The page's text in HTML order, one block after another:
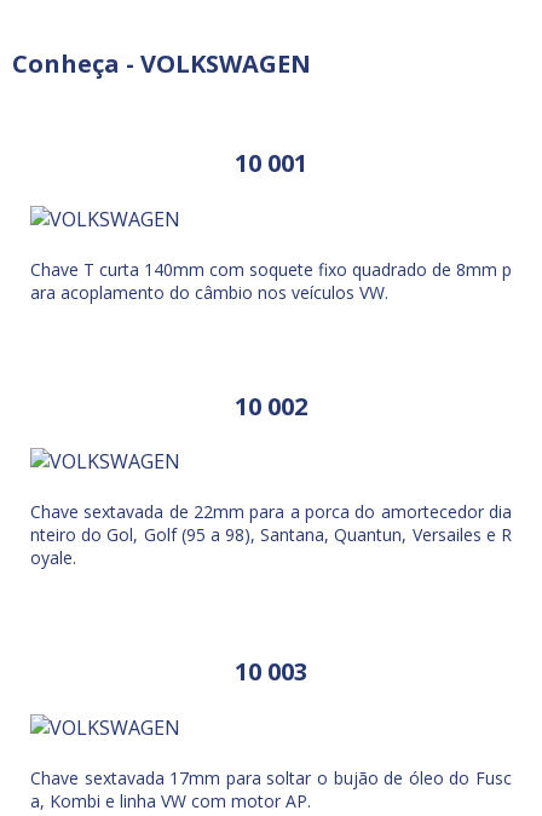
Conheça - VOLKSWAGEN
10 001
Chave T curta 140mm com soquete fixo quadrado de 8mm p
ara acoplamento do câmbio nos veículos VW.
10 002
Chave sextavada de 22mm para a porca do amortecedor dia
nteiro do Gol, Golf (95 a 98), Santana, Quantun, Versailes e R
oyale.
10 003
Chave sextavada 17mm para soltar o bujão de óleo do Fusc
a, Kombi e linha VW com motor AP.